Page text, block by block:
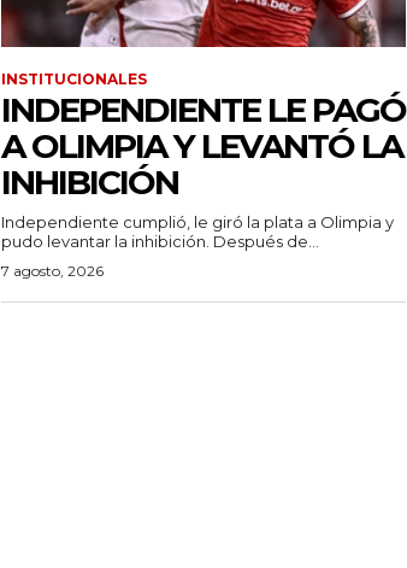
INSTITUCIONALES
INDEPENDIENTE LE PAGÓ
A OLIMPIA Y LEVANTÓ LA
INHIBICIÓN
Independiente cumplió, le giró la plata a Olimpia y
pudo levantar la inhibición. Después de...
7 agosto, 2026